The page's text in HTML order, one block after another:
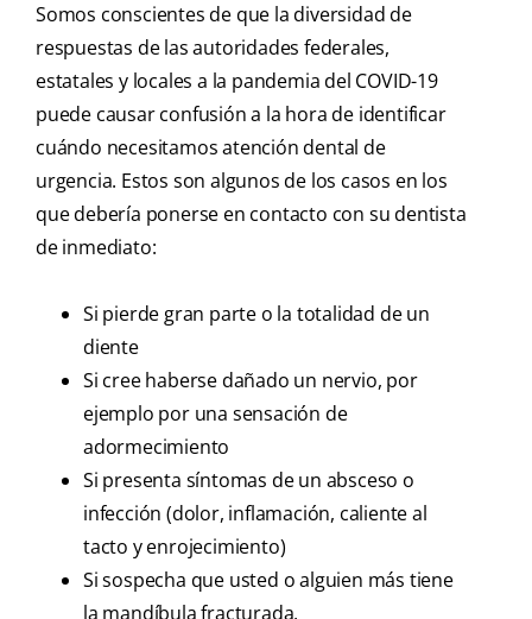
Somos conscientes de que la diversidad de
respuestas de las autoridades federales,
estatales y locales a la pandemia del COVID-19
puede causar confusión a la hora de identificar
cuándo necesitamos atención dental de
urgencia. Estos son algunos de los casos en los
que debería ponerse en contacto con su dentista
de inmediato:
Si pierde gran parte o la totalidad de un
diente
Si cree haberse dañado un nervio, por
ejemplo por una sensación de
adormecimiento
Si presenta síntomas de un absceso o
infección (dolor, inflamación, caliente al
tacto y enrojecimiento)
Si sospecha que usted o alguien más tiene
la mandíbula fracturada.